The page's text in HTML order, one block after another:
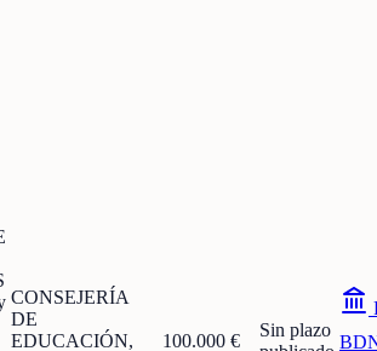
CONSEJERÍA
DE
EDUCACIÓN,
100.000 €
Sin plazo